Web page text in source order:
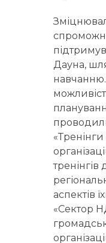
Дауна,
аспектів
«Сектор